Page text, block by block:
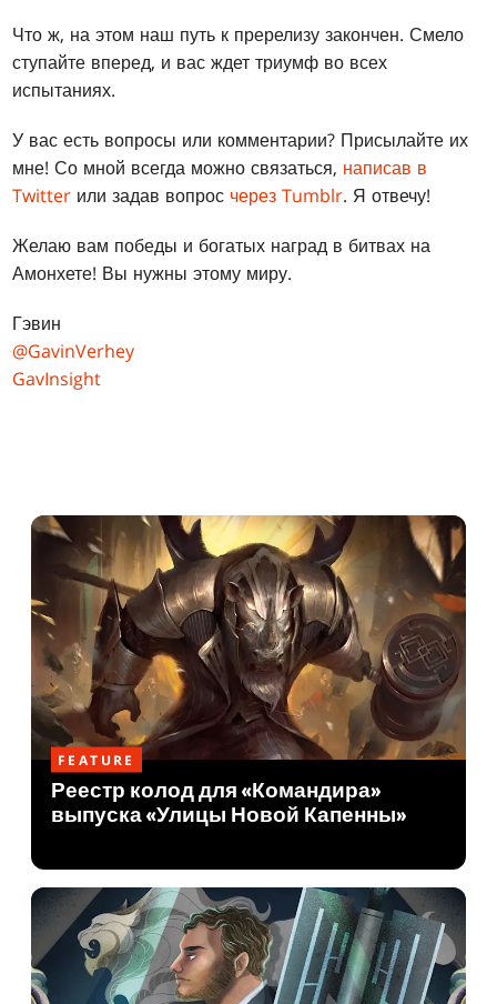
Что ж, на этом наш путь к пререлизу закончен. Смело
ступайте вперед, и вас ждет триумф во всех
испытаниях.
У вас есть вопросы или комментарии? Присылайте их
мне! Со мной всегда можно связаться, написав в
Twitter или задав вопрос через Tumblr. Я отвечу!
Желаю вам победы и богатых наград в битвах на
Амонхете! Вы нужны этому миру.
Гэвин
@GavinVerhey
GavInsight
FEATURE
Реестр колод для «Командира»
выпуска «Улицы Новой Капенны»